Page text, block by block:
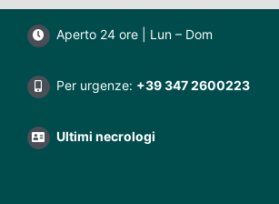
Salta
contenuto
Aperto 24 ore | Lun – Dom
Per urgenze: +39 347 2600223
Ultimi necrologi